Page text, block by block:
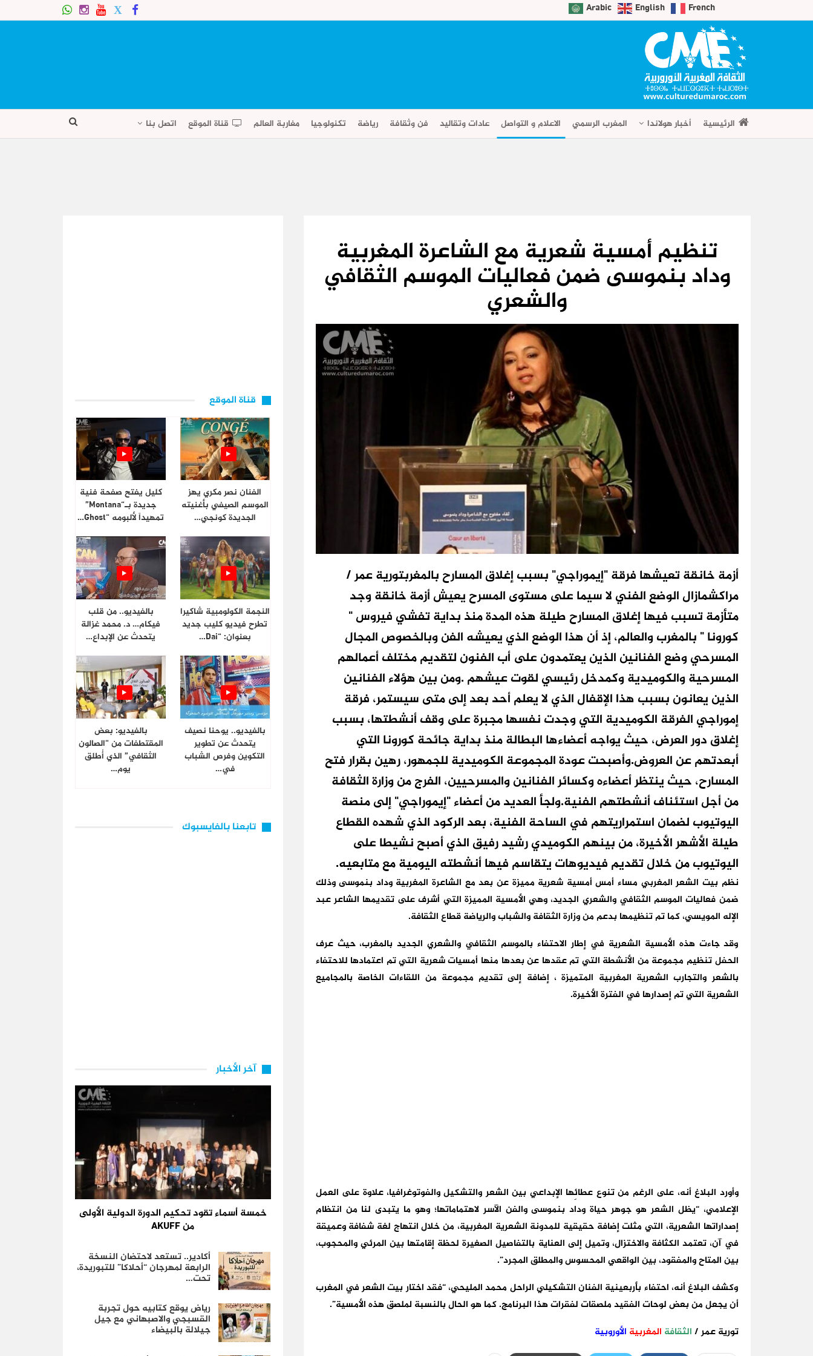
Arabic English French
الرئيسية أخبار هولاندا المغرب الرسمي الاعلام و التواصل عادات وتقاليد فن وثقافة رياضة تكنولوجيا مغاربة العالم قناة الموقع اتصل بنا
تنظيم أمسية شعرية مع الشاعرة المغربية
وداد بنموسى ضمن فعاليات الموسم الثقافي
والشعري
أزمة خانقة تعيشها فرقة "إيموراجي" بسبب إغلاق المسارح بالمغربتورية عمر /
مراكشمازال الوضع الفني لا سيما على مستوى المسرح يعيش أزمة خانقة وجد
متأزمة تسبب فيها إغلاق المسارح طيلة هذه المدة منذ بداية تفشي فيروس "
كورونا " بالمغرب والعالم، إذ أن هذا الوضع الذي يعيشه الفن وبالخصوص المجال
المسرحي وضع الفنانين الذين يعتمدون على أب الفنون لتقديم مختلف أعمالهم
المسرحية والكوميدية وكمدخل رئيسي لقوت عيشهم .ومن بين هؤلاء الفنانين
الذين يعانون بسبب هذا الإقفال الذي لا يعلم أحد بعد إلى متى سيستمر، فرقة
إموراجي الفرقة الكوميدية التي وجدت نفسها مجبرة على وقف أنشطتها، بسبب
إغلاق دور العرض، حيث يواجه أعضاءها البطالة منذ بداية جائحة كورونا التي
أبعدتهم عن العروض.وأصبحت عودة المجموعة الكوميدية للجمهور، رهين بقرار فتح
المسارح، حيث ينتظر أعضاءه وكسائر الفنانين والمسرحيين، الفرج من وزارة الثقافة
من أجل استئناف أنشطتهم الفنية.ولجأ العديد من أعضاء "إيموراجي" إلى منصة
اليوتيوب لضمان استمراريتهم في الساحة الفنية، بعد الركود الذي شهده القطاع
طيلة الأشهر الأخيرة، من بينهم الكوميدي رشيد رفيق الذي أصبح نشيطا على
اليوتيوب من خلال تقديم فيديوهات يتقاسم فيها أنشطته اليومية مع متابعيه.
نظم بيت الشعر المغربي مساء أمس أمسية شعرية مميزة عن بعد مع الشاعرة المغربية وداد بنموسى وذلك
ضمن فعاليات الموسم الثقافي والشعري الجديد، وهي الأمسية المميزة التي أشرف على تقديمها الشاعر عبد
الإله المويسي، كما تم تنظيمها بدعم من وزارة الثقافة والشباب والرياضة قطاع الثقافة.
وقد جاءت هذه الأمسية الشعرية في إطار الاحتفاء بالموسم الثقافي والشعري الجديد بالمغرب، حيث عرف
الحفل تنظيم مجموعة من الأنشطة التي تم عقدها عن بعدها منها أمسيات شعرية التي تم اعتمادها للاحتفاء
بالشعر والتجارب الشعرية المغربية المتميزة ، إضافة إلى تقديم مجموعة من اللقاءات الخاصة بالمجاميع
الشعرية التي تم إصدارها في الفترة الأخيرة.
وأورد البلاغ أنه، على الرغم من تنوع عطائِها الإبداعي بين الشعر والتشكيل والفوتوغرافيا، علاوة على العمل
الإعلامي، “يظل الشعر هو جوهر حياة وداد بنموسى والفن الآسر لاهتماماتها؛ وهو ما يتبدى لنا من انتظام
إصداراتها الشعرية، التي مثلت إضافة حقيقية للمدونة الشعرية المغربية، من خلال انتهاج لغة شفافة وعميقة
في آن، تعتمد الكثافة والاختزال، وتميل إلى العناية بالتفاصيل الصغيرة لحظة إقامتها بين المرئي والمحجوب،
بين المتاح والمفقود، بين الواقعي المحسوس والمطلق المجرد”.
وكشف البلاغ أنه، احتفاء بأربعينية الفنان التشكيلي الراحل محمد المليحي، “فقد اختار بيت الشعر في المغرب
أن يجعل من بعض لوحات الفقيد ملصقات لفقرات هذا البرنامج. كما هو الحال بالنسبة لملصق هذه الأمسية”.
تورية عمر / الثقافة المغربية الأوروبية
قناة الموقع
الفنان نصر مكري يهز
الموسم الصيفي بأغنيته
الجديدة كونجي…
كليل يفتح صفحة فنية
جديدة بـ“Montana”
تمهيداً لألبومه “Ghost…
النجمة الكولومبية شاكيرا
تطرح فيديو كليب جديد
بعنوان: “Dai…
بالفيديو.. من قلب
فيكام… د. محمد غزالة
يتحدث عن الإبداع…
بالفيديو.. يوحنا نصيف
يتحدث عن تطوير
التكوين وفرص الشباب
في…
بالفيديو: بعض
المقتطفات من “الصالون
الثقافي” الذي أُطلق
يوم…
تابعنا بالفايسبوك
آخر الأخبار
خمسة أسماء تقود تحكيم الدورة الدولية الأولى
من AKUFF
أكادير.. تستعد لاحتضان النسخة
الرابعة لمهرجان “أحلاكا” للتبوريدة،
تحت…
رياض يوقع كتابيه حول تجربة
القسبجي والاصبهاني مع جيل
جيلالة بالبيضاء